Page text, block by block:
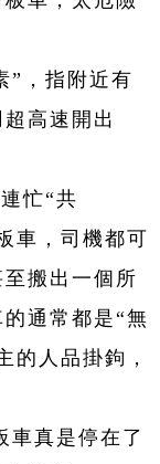
”，指附近有
高速開出
忙“共
車，司機都可
搬出一個所
通常都是“無
的人品掛鉤，
車真是停在了